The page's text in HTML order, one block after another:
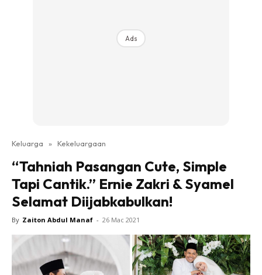
Ads
Keluarga » Kekeluargaan
“Tahniah Pasangan Cute, Simple
Tapi Cantik.” Ernie Zakri & Syamel
Selamat Diijabkabulkan!
By Zaiton Abdul Manaf - 26 Mac 2021